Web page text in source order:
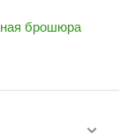
брошюра